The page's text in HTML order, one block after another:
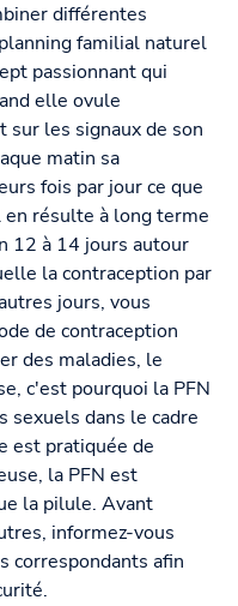
différentes
familial naturel
passionnant qui
elle ovule
sur les signaux de son
matin sa
fois par jour ce que
résulte à long terme
12 à 14 jours autour
la contraception par
jours, vous
de contraception
des maladies, le
c'est pourquoi la PFN
sexuels dans le cadre
est pratiquée de
la PFN est
la pilule. Avant
informez-vous
correspondants afin